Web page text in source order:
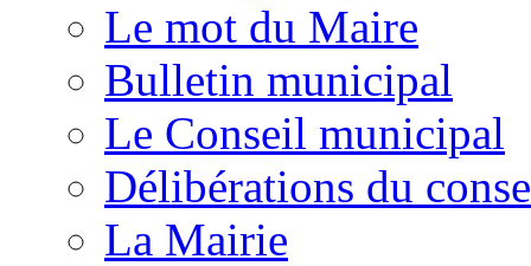
Le mot du Maire
Bulletin municipal
Le Conseil municipal
Délibérations du
La Mairie